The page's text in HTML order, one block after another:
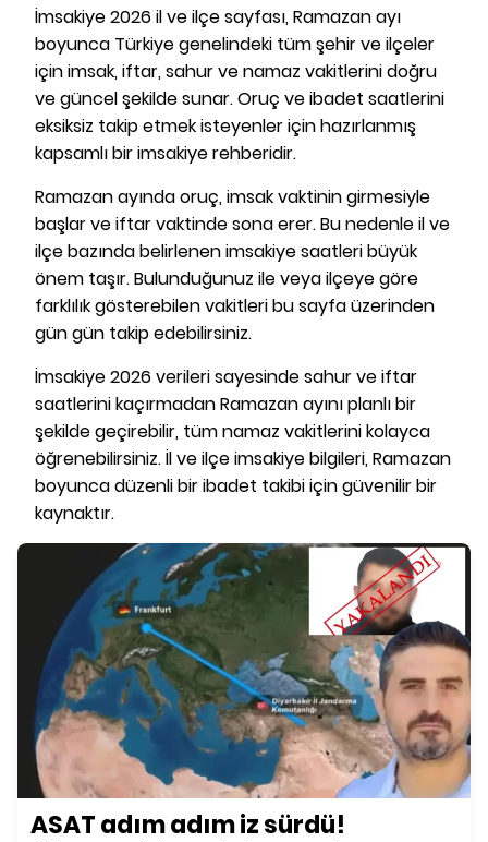
İmsakiye 2026 il ve ilçe sayfası, Ramazan ayı
boyunca Türkiye genelindeki tüm şehir ve ilçeler
için imsak, iftar, sahur ve namaz vakitlerini doğru
ve güncel şekilde sunar. Oruç ve ibadet saatlerini
eksiksiz takip etmek isteyenler için hazırlanmış
kapsamlı bir imsakiye rehberidir.
Ramazan ayında oruç, imsak vaktinin girmesiyle
başlar ve iftar vaktinde sona erer. Bu nedenle il ve
ilçe bazında belirlenen imsakiye saatleri büyük
önem taşır. Bulunduğunuz ile veya ilçeye göre
farklılık gösterebilen vakitleri bu sayfa üzerinden
gün gün takip edebilirsiniz.
İmsakiye 2026 verileri sayesinde sahur ve iftar
saatlerini kaçırmadan Ramazan ayını planlı bir
şekilde geçirebilir, tüm namaz vakitlerini kolayca
öğrenebilirsiniz. İl ve ilçe imsakiye bilgileri, Ramazan
boyunca düzenli bir ibadet takibi için güvenilir bir
kaynaktır.
ASAT adım adım iz sürdü!